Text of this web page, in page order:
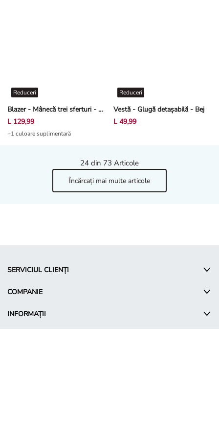
Blazer - Mânecă trei sferturi - Bej
Reduceri
L 129,99
+1 culoare suplimentară
Vestă - Glugă detașabilă - Bej
Reduceri
L 49,99
24 din 73 Articole
Încărcați mai multe articole
SERVICIUL CLIENȚI
COMPANIE
INFORMAȚII